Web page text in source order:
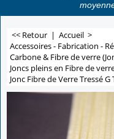
<< Retour | Accueil >
Accessoires - Fabrication -
Carbone & Fibre de verre
Joncs pleins en Fibre de
Jonc Fibre de Verre Tressé G